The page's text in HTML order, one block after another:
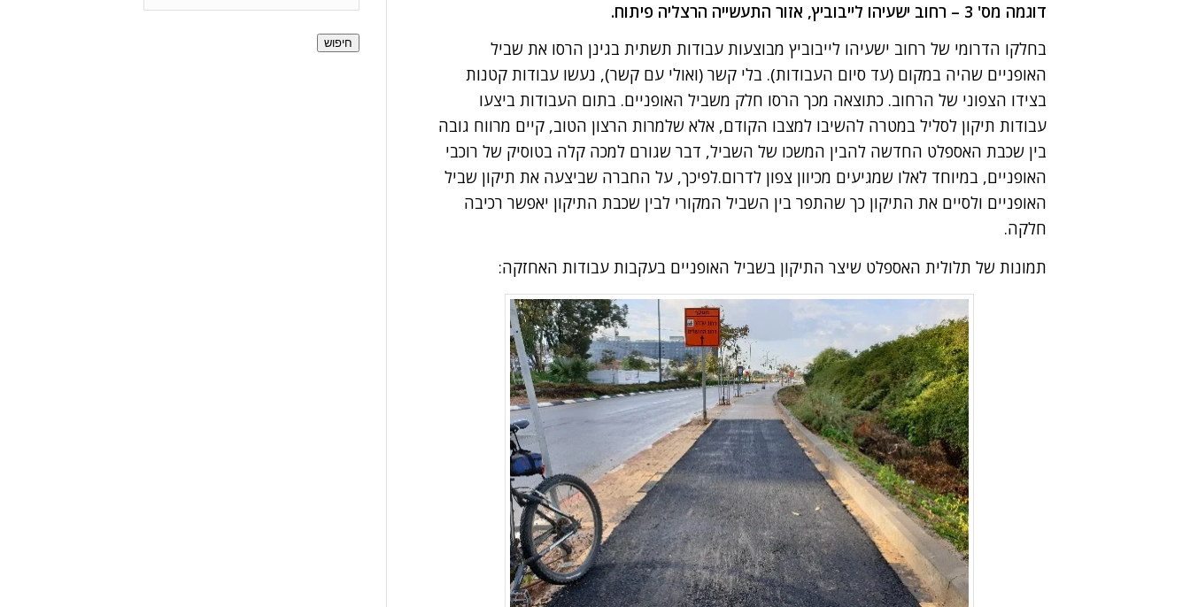
דוגמה מס' 3 – רחוב ישעיהו לייבוביץ, אזור התעשייה הרצליה פיתוח.
בחלקו הדרומי של רחוב ישעיהו לייבוביץ מבוצעות עבודות תשתית בגינן הרסו את שביל
האופניים שהיה במקום (עד סיום העבודות). בלי קשר (ואולי עם קשר), נעשו עבודות קטנות
בצידו הצפוני של הרחוב. כתוצאה מכך הרסו חלק משביל האופניים. בתום העבודות ביצעו
עבודות תיקון לסליל במטרה להשיבו למצבו הקודם, אלא שלמרות הרצון הטוב, קיים מרווח גובה
בין שכבת האספלט החדשה להבין המשכו של השביל, דבר שגורם למכה קלה בטוסיק של רוכבי
האופניים, במיוחד לאלו שמגיעים מכיוון צפון לדרום.לפיכך, על החברה שביצעה את תיקון שביל
האופניים ולסיים את התיקון כך שהתפר בין השביל המקורי לבין שכבת התיקון יאפשר רכיבה
חלקה.
תמונות של תלולית האספלט שיצר התיקון בשביל האופניים בעקבות עבודות האחזקה:
חיפוש